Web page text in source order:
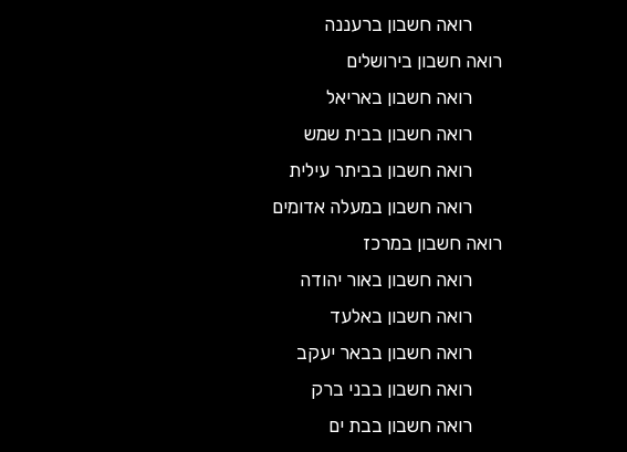
רואה חשבון ברעננה
רואה חשבון בירושלים
רואה חשבון באריאל
רואה חשבון בבית שמש
רואה חשבון בביתר עילית
רואה חשבון במעלה אדומים
רואה חשבון במרכז
רואה חשבון באור יהודה
רואה חשבון באלעד
רואה חשבון בבאר יעקב
רואה חשבון בבני ברק
רואה חשבון בבת ים